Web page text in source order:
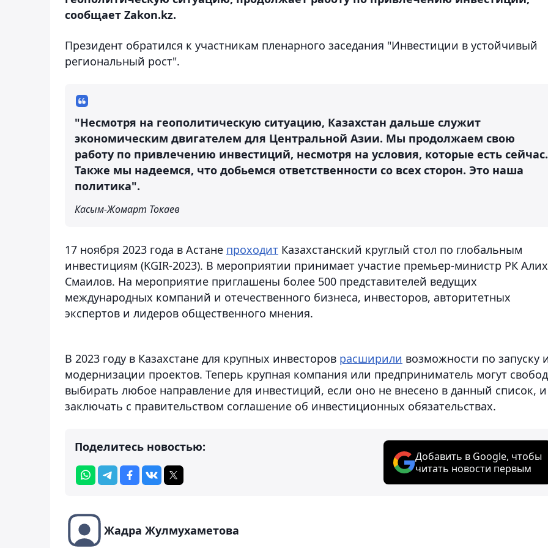
сообщает Zakon.kz.
Президент обратился к участникам пленарного заседания "Инвестиции в устойчивый
региональный рост".
"Несмотря на геополитическую ситуацию, Казахстан дальше служит
экономическим двигателем для Центральной Азии. Мы продолжаем свою
работу по привлечению инвестиций, несмотря на условия, которые есть сейчас.
Также мы надеемся, что добьемся ответственности со всех сторон. Это наша
политика".
Касым-Жомарт Токаев
17 ноября 2023 года в Астане проходит Казахстанский круглый стол по глобальным
инвестициям (KGIR-2023). В мероприятии принимает участие премьер-министр РК
Смаилов. На мероприятие приглашены более 500 представителей ведущих
международных компаний и отечественного бизнеса, инвесторов, авторитетных
экспертов и лидеров общественного мнения.
В 2023 году в Казахстане для крупных инвесторов расширили возможности по запуску и
модернизации проектов. Теперь крупная компания или предприниматель могут
выбирать любое направление для инвестиций, если оно не внесено в данный список, и
заключать с правительством соглашение об инвестиционных обязательствах.
Поделитесь новостью:
Добавить в Google, чтобы
читать новости первым
Жадра Жулмухаметова